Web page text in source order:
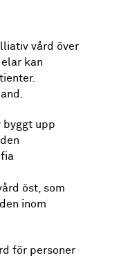
vård över
kan
byggt upp
öst, som
inom
för personer